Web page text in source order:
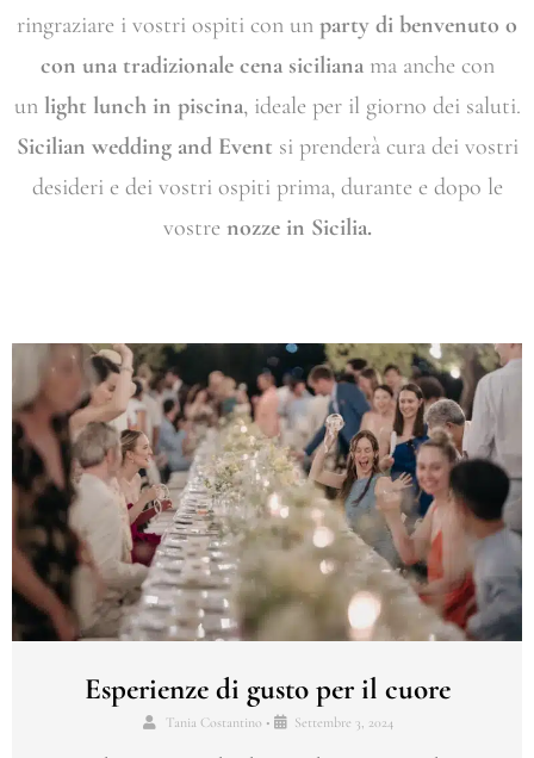
ringraziare i vostri ospiti con un party di benvenuto o
con una tradizionale cena siciliana ma anche con
un light lunch in piscina, ideale per il giorno dei saluti.
Sicilian wedding and Event si prenderà cura dei vostri
desideri e dei vostri ospiti prima, durante e dopo le
vostrenozze in Sicilia.
Esperienze di gusto per il cuore
Tania Costantino • Settembre 3, 2024